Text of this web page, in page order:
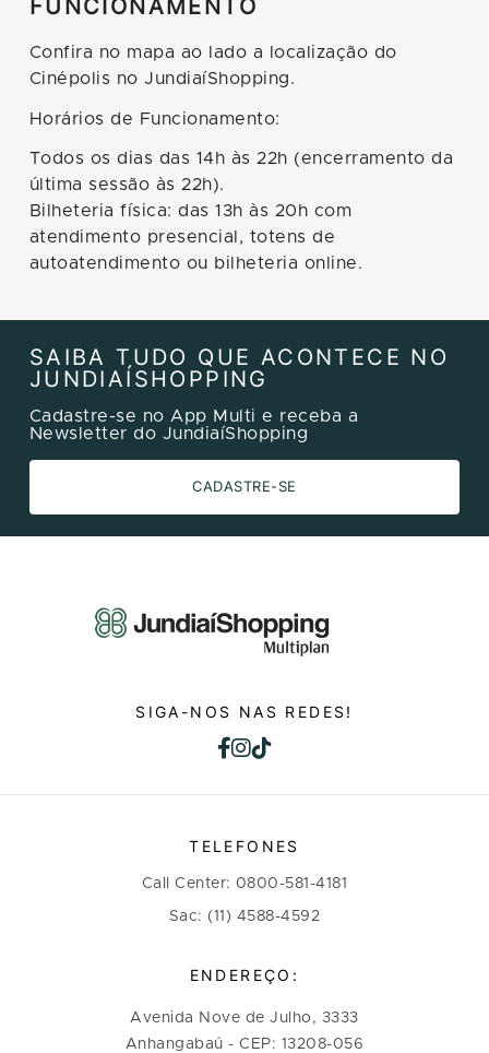
FUNCIONAMENTO
Confira no mapa ao lado a localização do
Cinépolis no JundiaíShopping.
Horários de Funcionamento:
Todos os dias das 14h às 22h (encerramento da
última sessão às 22h).
Bilheteria física: das 13h às 20h com
atendimento presencial, totens de
autoatendimento ou bilheteria online.
SAIBA TUDO QUE ACONTECE NO
JUNDIAÍSHOPPING
Cadastre-se no App Multi e receba a
Newsletter do JundiaíShopping
CADASTRE-SE
SIGA-NOS NAS REDES!
TELEFONES
Call Center: 0800-581-4181
Sac: (11) 4588-4592
ENDEREÇO:
Avenida Nove de Julho, 3333
Anhangabaú - CEP: 13208-056